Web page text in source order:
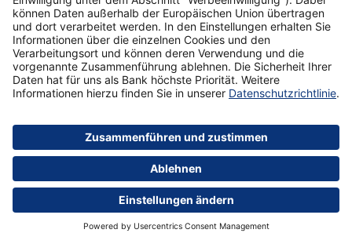
Tipp
Zurich BerufsKasko
Mehr erfahren
Wie möchten Sie als Ehepaar wohnen?